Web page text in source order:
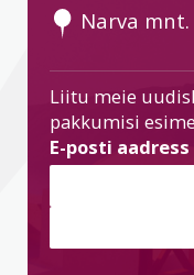
Narva
Liitu meie
pakkumisi
E-posti aadress